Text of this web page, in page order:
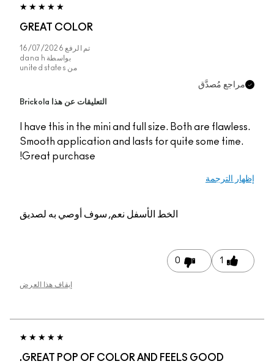
GREAT COLOR
تم الرفع 16/07/2026
بواسطة dana h
من united states
مراجع مُصدَّق
التعليقات عن هذا Brickola
I have this in the mini and full size. Both are flawless.
Smooth application and lasts for quite some time.
Great purchase!
إظهار الترجمة
الخط الأسفلنعم, سوف أوصي به لصديق
1
0
إيقاف هذا العرض
GREAT POP OF COLOR AND FEELS GOOD.